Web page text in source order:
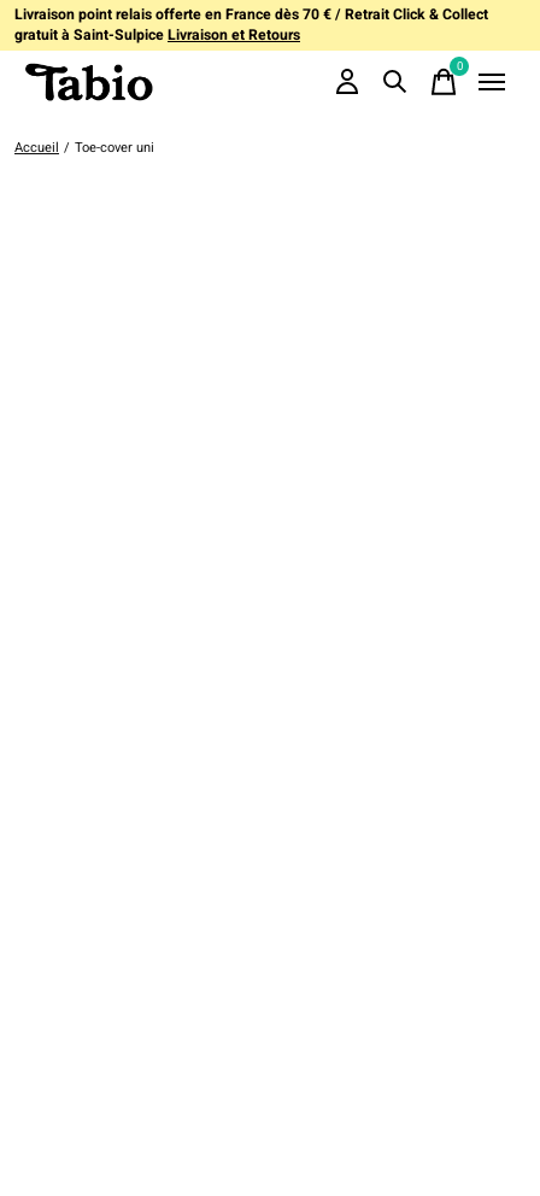
Livraison point relais offerte en France dès 70 € / Retrait Click & Collect
gratuit à Saint-SulpiceLivraison et Retours
0items
Accueil / Toe-cover uni